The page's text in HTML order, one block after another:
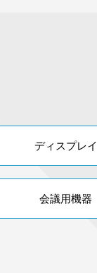
ディスプレイ
会議用機器